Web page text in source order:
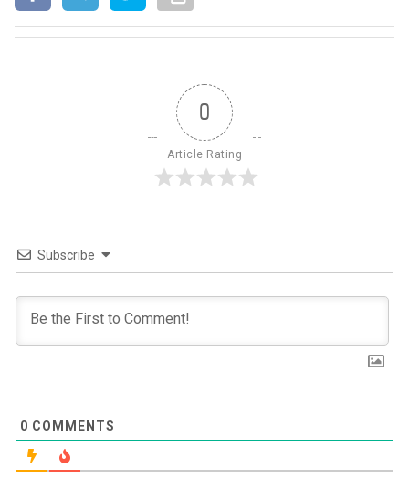
0
Article Rating
Subscribe
0 COMMENTS